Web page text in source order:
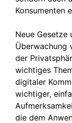
Konsumenten
Neue Gesetze
Überwachung
der
wichtiges
digitaler
wichtiger,
die dem